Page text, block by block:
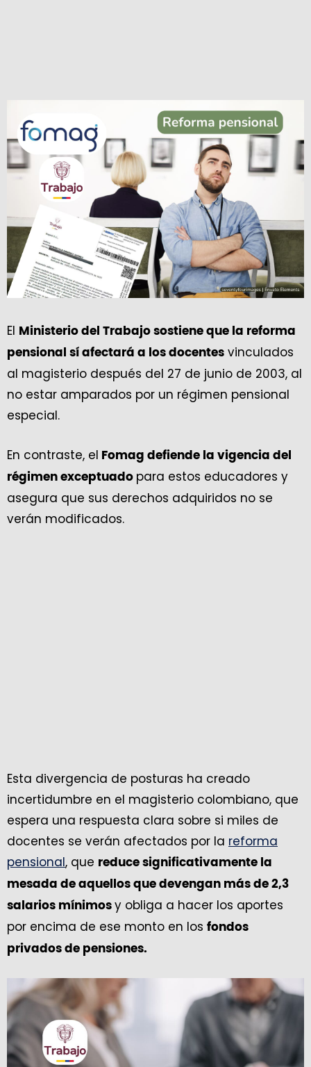
El Ministerio del Trabajo sostiene que la reforma
pensional sí afectará a los docentes vinculados
al magisterio después del 27 de junio de 2003, al
no estar amparados por un régimen pensional
especial.
En contraste, el Fomag defiende la vigencia del
régimen exceptuado para estos educadores y
asegura que sus derechos adquiridos no se
verán modificados.
Esta divergencia de posturas ha creado
incertidumbre en el magisterio colombiano, que
espera una respuesta clara sobre si miles de
docentes se verán afectados por la reforma
pensional, que reduce significativamente la
mesada de aquellos que devengan más de 2,3
salarios mínimos y obliga a hacer los aportes
por encima de ese monto en los fondos
privados de pensiones.